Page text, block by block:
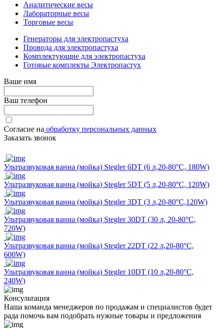
Аналитические весы
Лабораторные весы
Торговые весы
Генераторы для электропастуха
Провода для электропастуха
Комплектующие для электропастуха
Готовые комплекты Электропастух
Ваше имя
Ваш телефон
Согласие на обработку персональных данных
Заказать звонок
Ультразвуковая ванна (мойка) Stegler 6DT (6 л,20-80°C, 180W)
Ультразвуковая ванна (мойка) Stegler 5DT (5 л,20-80°C, 120W)
Ультразвуковая ванна (мойка) Stegler 3DT (3 л,20-80°C,120W)
Ультразвуковая ванна (мойка) Stegler 30DT (30 л, 20-80°C,
720W)
Ультразвуковая ванна (мойка) Stegler 22DT (22 л,20-80°C,
600W)
Ультразвуковая ванна (мойка) Stegler 10DT (10 л,20-80°C,
240W)
Консультация
Наша команда менеджеров по продажам и специалистов будет
рада помочь вам подобрать нужные товары и предложения